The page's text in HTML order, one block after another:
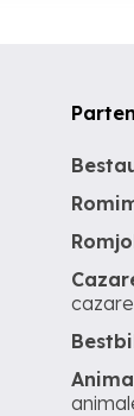
cazare